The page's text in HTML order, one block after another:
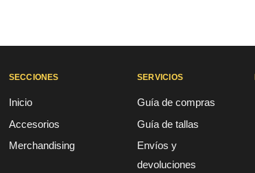
SECCIONES
Inicio
Accesorios
Merchandising
SERVICIOS
Guía de compras
Guía de tallas
Envíos y
devoluciones